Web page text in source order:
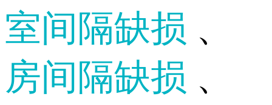
室间隔缺损 、
房间隔缺损 、